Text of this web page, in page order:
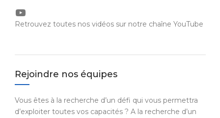
YouTube
Retrouvez toutes nos vidéos sur notre chaîne YouTube
Rejoindre nos équipes
Vous êtes à la recherche d’un défi qui vous permettra
d’exploiter toutes vos capacités ? A la recherche d’un